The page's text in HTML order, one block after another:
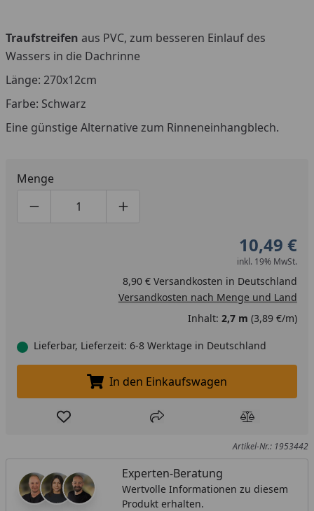
Traufstreifen aus PVC, zum besseren Einlauf des
Wassers in die Dachrinne
Länge: 270x12cm
Farbe: Schwarz
Eine günstige Alternative zum Rinneneinhangblech.
Menge
Produktmenge um eins verringern
Produktmenge manuell eingeben
Produktmenge um eins erhöhen
10,49 €
inkl. 19% MwSt.
8,90 € Versandkosten in Deutschland
Versandkosten nach Menge und Land
Inhalt: 2,7 m (3,89 €/m)
Lieferbar, Lieferzeit: 6-8 Werktage in Deutschland
In den Einkaufswagen legen
In den Einkaufswagen
Produkt zur Wunschliste hinzufügen
Teilen Produkt
Artikel-Nr.: 1953442
Experten-Beratung
Wertvolle Informationen zu diesem
Produkt erhalten.